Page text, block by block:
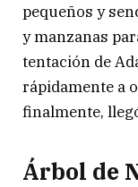
pequeños y
y manzanas
tentación de
rápidamente a
finalmente,
Árbol de